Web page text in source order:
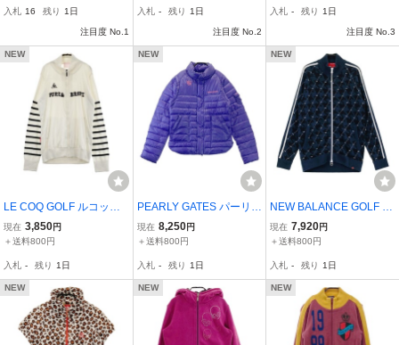
ン ジャケット 055-31200
入札 16 残り 1日
注目度 No.1
ィース
入札 - 残り 1日
注目度 No.2
ウェア レディース
入札 - 残り 1日
注目度 No.3
NEW
LE COQ GOLF ルコック
ゴルフ ナイロン切替ジャ
ケット ホワイト系 L [240
ア レディース
現在 3,850円
＋送料800円
入札 - 残り 1日
NEW
PEARLY GATES パーリー
ゲイツ 2WAYダウンジャ
ケット パープル系 1 [240
ア レディース
現在 8,250円
＋送料800円
入札 - 残り 1日
NEW
NEW BALANCE GOLF ニ
ューバランス ニットジッ
プジャケット 総柄 ネイビ
ゴルフウェア レディース
現在 7,920円
＋送料800円
入札 - 残り 1日
NEW NEW NEW